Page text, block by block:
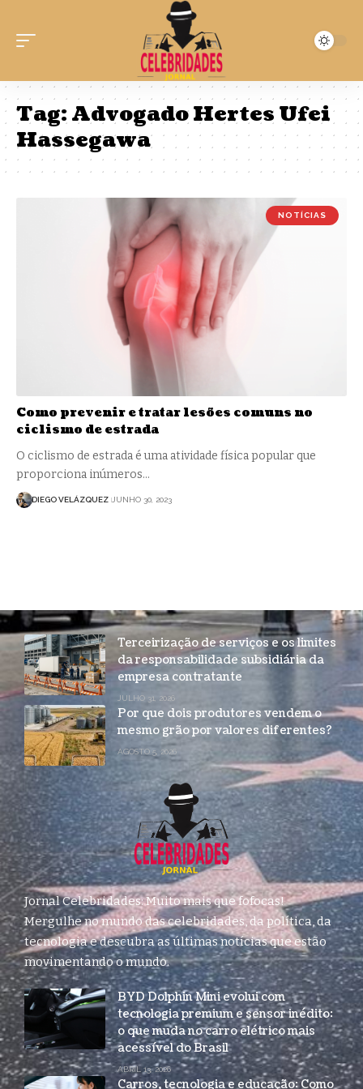
Tag:Advogado Hertes Ufei
Hassegawa
NOTÍCIAS
Como prevenir e tratar lesões comuns no
ciclismo de estrada
O ciclismo de estrada é uma atividade física popular que
proporciona inúmeros…
DIEGO VELÁZQUEZ JUNHO 30, 2023
Terceirização de serviços e os limites
da responsabilidade subsidiária da
empresa contratante
JULHO 31, 2026
Por que dois produtores vendem o
mesmo grão por valores diferentes?
AGOSTO 5, 2026
Jornal Celebridades: Muito mais que fofocas!
Mergulhe no mundo das celebridades, da política, da
tecnologia e descubra as últimas notícias que estão
movimentando o mundo.
BYD Dolphin Mini evolui com
tecnologia premium e sensor inédito:
o que muda no carro elétrico mais
acessível do Brasil
ABRIL 13, 2026
Carros, tecnologia e educação: Como